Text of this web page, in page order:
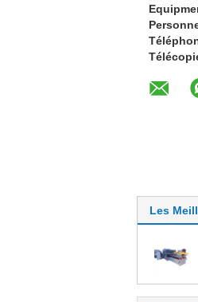
Les